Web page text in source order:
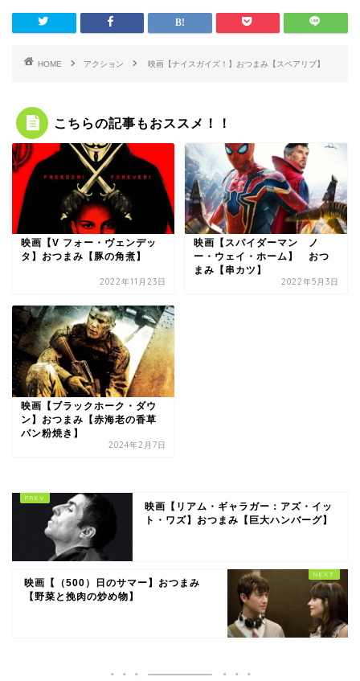
HOME アクション 映画【ナイスガイズ！】おつまみ【スペアリブ】
こちらの記事もおススメ！！
映画【V フォー・ヴェンデッ
タ】おつまみ【豚の角煮】
2022年11月23日
映画【スパイダーマン ノ
ー・ウェイ・ホーム】 おつ
まみ【串カツ】
2022年5月3日
映画【ブラックホーク・ダウ
ン】おつまみ【赤海老の香草
パン粉焼き】
2024年2月7日
映画【リアム・ギャラガー：アズ・イッ
ト・ワズ】おつまみ【巨大ハンバーグ】
映画【（500）日のサマー】おつまみ
【野菜と挽肉の炒め物】